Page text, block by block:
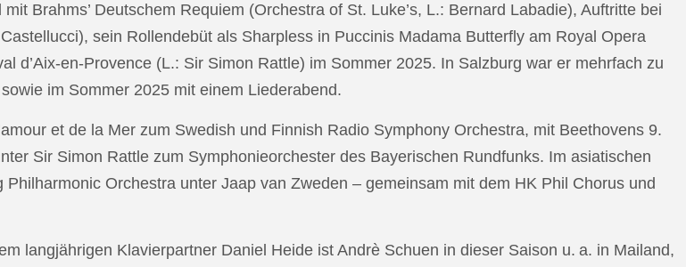
Brahms’ Deutschem Requiem (Orchestra of St. Luke’s, L.: Bernard Labadie), Auftritte bei
sein Rollendebüt als Sharpless in Puccinis Madama Butterfly am Royal Opera
d’Aix-en-Provence (L.: Sir Simon Rattle) im Sommer 2025. In Salzburg war er mehrfach zu
im Sommer 2025 mit einem Liederabend.
et de la Mer zum Swedish und Finnish Radio Symphony Orchestra, mit Beethovens 9.
Sir Simon Rattle zum Symphonieorchester des Bayerischen Rundfunks. Im asiatischen
Orchestra unter Jaap van Zweden – gemeinsam mit dem HK Phil Chorus und
langjährigen Klavierpartner Daniel Heide ist Andrè Schuen in dieser Saison u. a. in Mailand,